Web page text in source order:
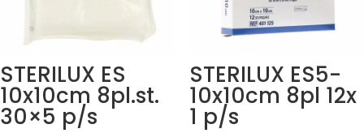
STERILUX ES
10x10cm 8pl.st.
30×5 p/s
STERILUX ES5-
10x10cm 8pl 12x
1 p/s